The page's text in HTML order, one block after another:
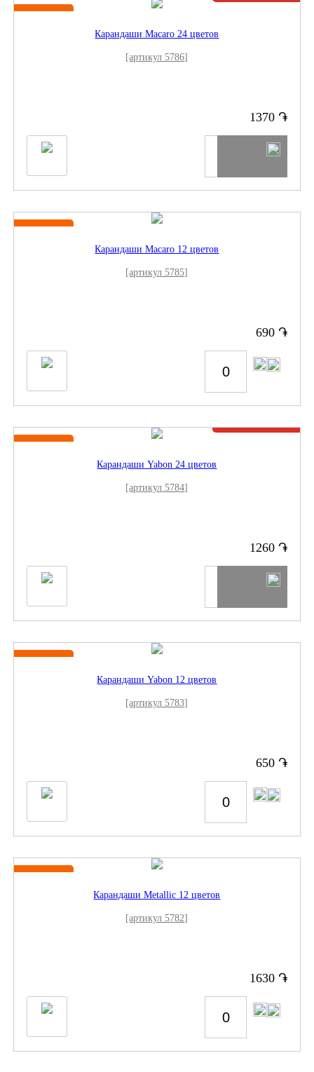
Карандаши Macaro 24 цветов
[артикул 5786]
1370 ֏
Карандаши Macaro 12 цветов
[артикул 5785]
690 ֏
Карандаши Yabon 24 цветов
[артикул 5784]
1260 ֏
Карандаши Yabon 12 цветов
[артикул 5783]
650 ֏
Карандаши Metallic 12 цветов
[артикул 5782]
1630 ֏